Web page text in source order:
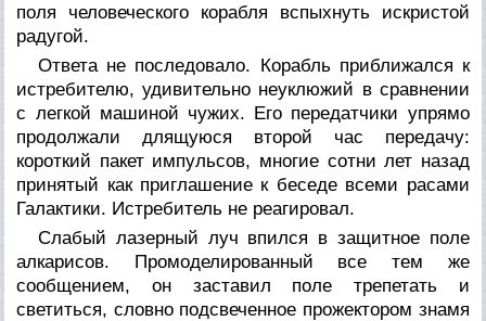
поля человеческого корабля вспыхнуть искристой
радугой.
Ответа не последовало. Корабль приближался к
истребителю, удивительно неуклюжий в сравнении
с легкой машиной чужих. Его передатчики упрямо
продолжали длящуюся второй час передачу:
короткий пакет импульсов, многие сотни лет назад
принятый как приглашение к беседе всеми расами
Галактики. Истребитель не реагировал.
Слабый лазерный луч впился в защитное поле
алкарисов. Промоделированный все тем же
сообщением, он заставил поле трепетать и
светиться, словно подсвеченное прожектором знамя